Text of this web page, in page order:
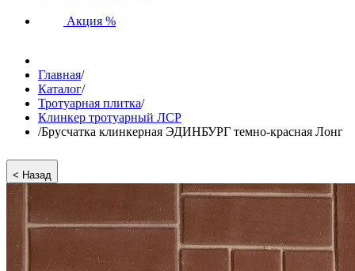
Акция %
Главная/
Каталог/
Тротуарная плитка/
Клинкер тротуарный ЛСР
/Брусчатка клинкерная ЭДИНБУРГ темно-красная Лонг